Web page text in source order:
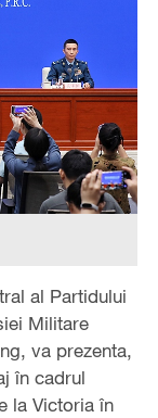
al Partidului
Militare
va prezenta,
în cadrul
la Victoria în